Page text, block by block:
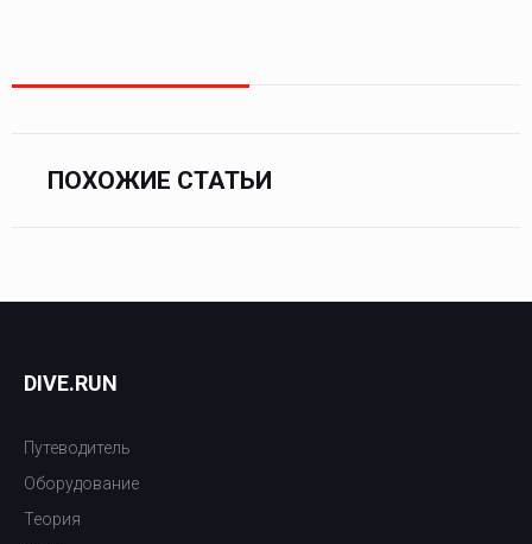
ПОХОЖИЕ СТАТЬИ
DIVE.RUN
Путеводитель
Оборудование
Теория